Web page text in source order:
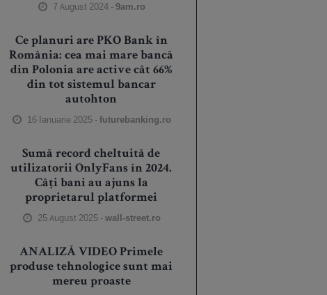
7 August 2024 -9am.ro
Ce planuri are PKO Bank în
România: cea mai mare bancă
din Polonia are active cât 66%
din tot sistemul bancar
autohton
16 Ianuarie 2025 -futurebanking.ro
Sumă record cheltuită de
utilizatorii OnlyFans în 2024.
Câți bani au ajuns la
proprietarul platformei
25 August 2025 -wall-street.ro
ANALIZĂ VIDEO Primele
produse tehnologice sunt mai
mereu proaste